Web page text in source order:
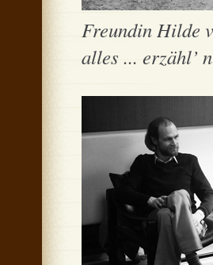
Freundin Hilde
alles ... erzähl’